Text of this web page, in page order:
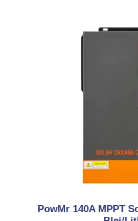
PowMr 140A MPPT